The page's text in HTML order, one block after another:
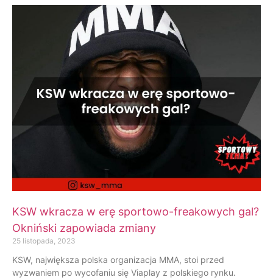
KSW wkracza w erę sportowo-freakowych gal?
Okniński zapowiada zmiany
25 listopada, 2023
KSW, największa polska organizacja MMA, stoi przed
wyzwaniem po wycofaniu się Viaplay z polskiego rynku.